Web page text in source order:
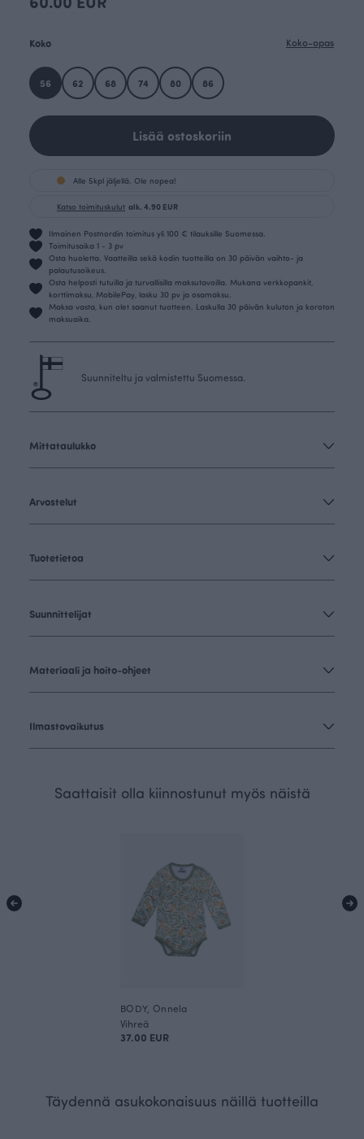
Koko Koko-opas
56 62 68 74 80 86
Lisää ostoskoriin
Alle 5kpl jäljellä. Ole nopea!
Katso toimituskulut alk. 4.90 EUR
Ilmainen Postnordin toimitus yli 100 € tilauksille Suomessa.
Toimitusaika 1 - 3 pv
Osta huoletta. Vaatteilla sekä kodin tuotteilla on 30 päivän vaihto- ja
palautusoikeus.
Osta helposti tutuilla ja turvallisilla maksutavoilla. Mukana verkkopankit,
korttimaksu, MobilePay, lasku 30 pv ja osamaksu.
Maksa vasta, kun olet saanut tuotteen. Laskulla 30 päivän kuluton ja koroton
maksuaika.
Suunniteltu ja valmistettu Suomessa.
Mittataulukko
Arvostelut
Tuotetietoa
Suunnittelijat
Materiaali ja hoito-ohjeet
Ilmastovaikutus
Saattaisit olla kiinnostunut myös näistä
BODY, Onnela
Vihreä
37.00 EUR
Täydennä asukokonaisuus näillä tuotteilla